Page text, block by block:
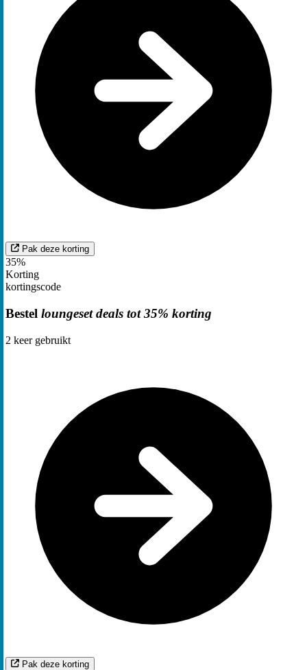
Pak deze korting
35%
Korting
kortingscode
Bestel loungeset deals tot 35% korting
2 keer gebruikt
Pak deze korting